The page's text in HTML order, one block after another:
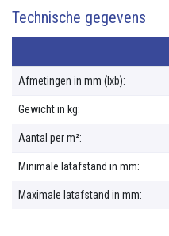
Technische gegevens
Afmetingen in mm (lxb):
Gewicht in kg:
Aantal per m²:
Minimale latafstand in mm:
Maximale latafstand in mm: